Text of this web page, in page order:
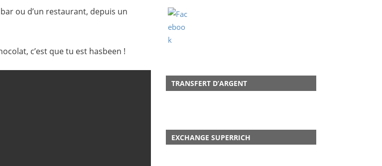
ou d’un restaurant, depuis un
c’est que tu est hasbeen !
TRANSFERT D’ARGENT
EXCHANGE SUPERRICH